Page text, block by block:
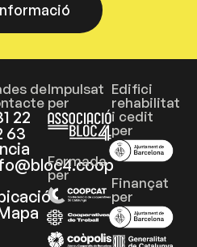
de
22
63
Impulsat
per
Formada
per
Edifici
rehabilitat
i cedit
per
Finançat
per